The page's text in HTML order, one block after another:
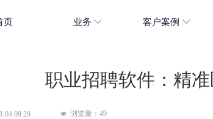
页 业务 客户案例
职业招聘软件：精
04 09:29 넶 浏览量： 49